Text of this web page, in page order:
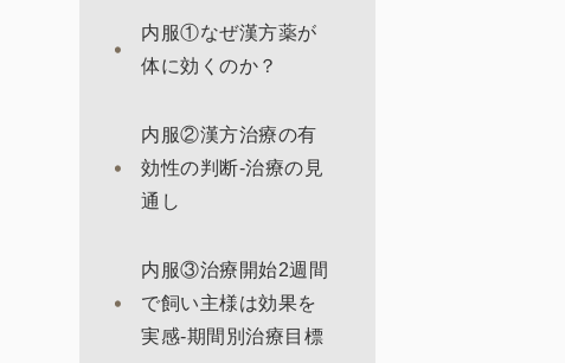
内服①なぜ漢方薬が
体に効くのか？
内服②漢方治療の有
効性の判断-治療の見
通し
内服③治療開始2週間
で飼い主様は効果を
実感-期間別治療目標